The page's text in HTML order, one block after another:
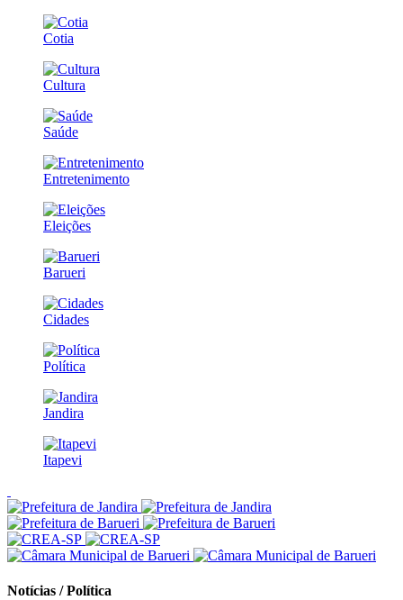
Cotia
Cultura
Saúde
Entretenimento
Eleições
Barueri
Cidades
Política
Jandira
Itapevi
Notícias / Política